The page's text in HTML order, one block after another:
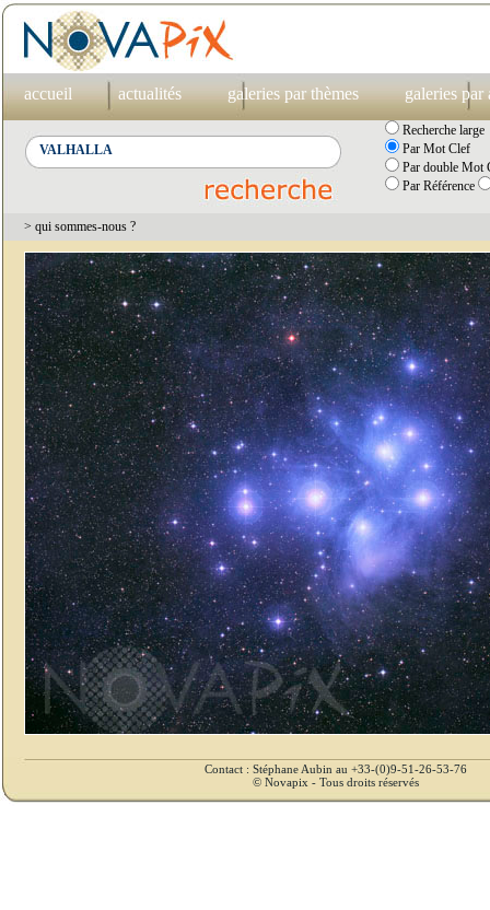
accueil actualités galeries par thèmes galeries par
Recherche large
Par Mot Clef
Par double Mot
Par Référence
> qui sommes-nous ?
Contact : Stéphane Aubin au +33-(0)9-51-26-53-76
© Novapix - Tous droits réservés